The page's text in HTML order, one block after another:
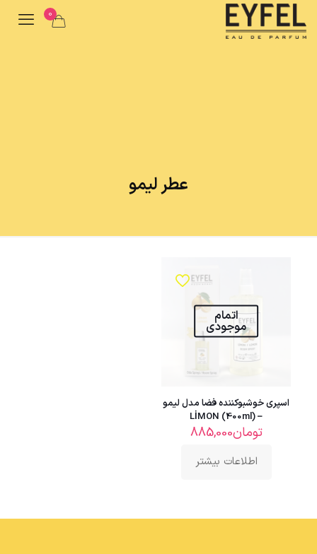
0
عطر لیمو
اتمام
موجودی
اسپری خوشبوکننده فضا مدل لیمو
– LİMON (400ml)
تومان885,000
اطلاعات بیشتر